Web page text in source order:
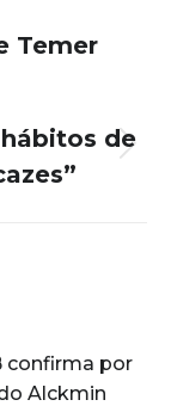
Temer
de
confirma por
Alckmin